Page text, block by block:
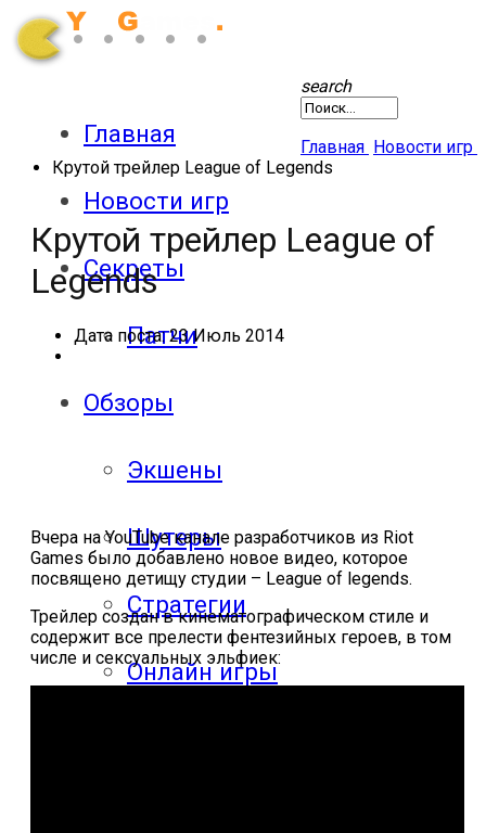
Главная
Новости игр
Секреты
Патчи
Обзоры
Экшены
Шутеры
Стратегии
Онлайн игры
search
Главная Новости игр
Крутой трейлер League of Legends
Крутой трейлер League of
Legends
Дата поста:23 Июль 2014
Вчера на YouTube канале разработчиков из Riot
Games было добавлено новое видео, которое
посвящено детищу студии – League of legends.
Трейлер создан в кинематографическом стиле и
содержит все прелести фентезийных героев, в том
числе и сексуальных эльфиек: